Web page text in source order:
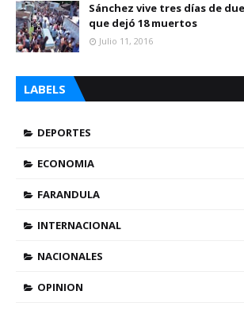
Sánchez vive tres días de
que dejó 18 muertos
Julio 11, 2016
LABELS
DEPORTES
ECONOMIA
FARANDULA
INTERNACIONAL
NACIONALES
OPINION